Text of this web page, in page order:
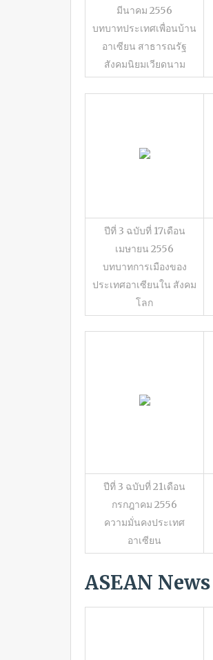
มีนาคม 2556
บทบาทประเทศเพื่อนบ้าน
อาเซียน สาธารณรัฐ
สังคมนิยมเวียดนาม
ปีที่ 3 ฉบับที่ 17เดือน
เมษายน 2556
บทบาทการเมืองของ
ประเทศอาเซียนใน สังคม
โลก
ปีที่ 3 ฉบับที่ 21เดือน
กรกฎาคม 2556
ความมั่นคงประเทศ
อาเซียน
ASEAN News